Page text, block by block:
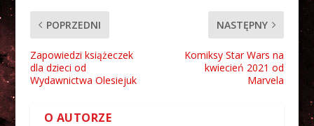
POPRZEDNI
Zapowiedzi książeczek
dla dzieci od
Wydawnictwa Olesiejuk
NASTĘPNY
Komiksy Star Wars na
kwiecień 2021 od
Marvela
O AUTORZE